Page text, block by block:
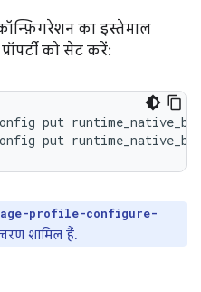
का इस्तेमाल
को सेट करें:
put
profile-configure-
शामिल हैं.